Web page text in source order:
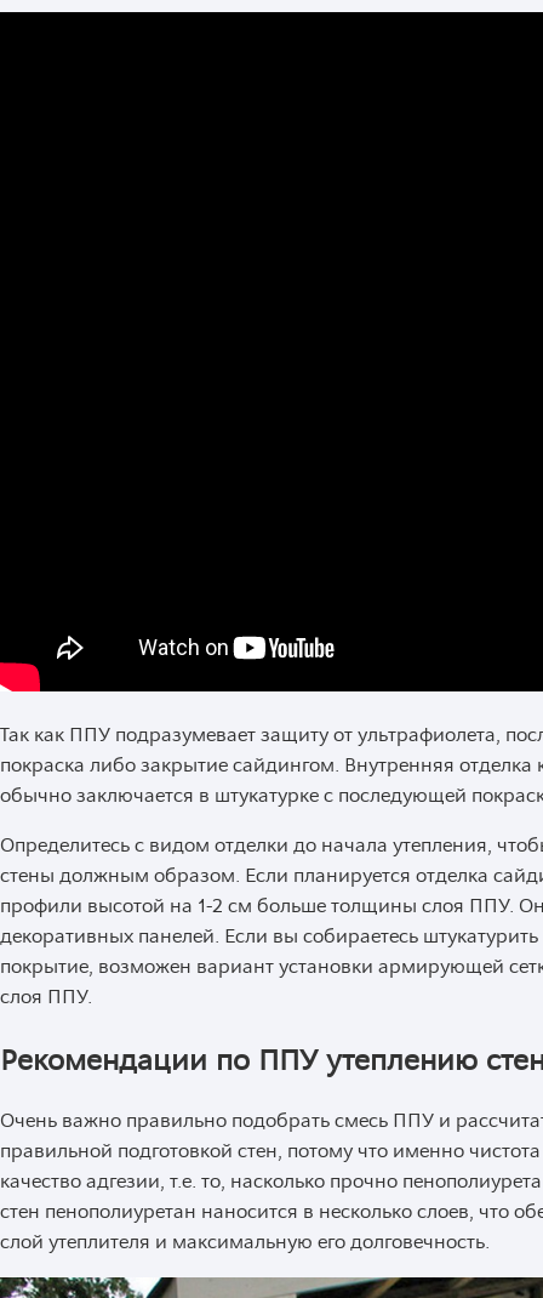
Так как ППУ подразумевает защиту от ультрафиолета,
покраска либо закрытие сайдингом. Внутренняя отделка
обычно заключается в штукатурке с последующей
Определитесь с видом отделки до начала утепления,
стены должным образом. Если планируется отделка
профили высотой на 1-2 см больше толщины слоя ППУ.
декоративных панелей. Если вы собираетесь
покрытие, возможен вариант установки армирующей
слоя ППУ.
Рекомендации по ППУ утеплению
Очень важно правильно подобрать смесь ППУ и
правильной подготовкой стен, потому что именно
качество адгезии, т.е. то, насколько прочно
стен пенополиуретан наносится в несколько слоев, что
слой утеплителя и максимальную его долговечность.